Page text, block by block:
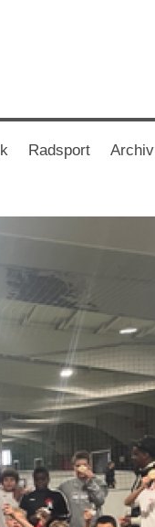
Radsport Archiv